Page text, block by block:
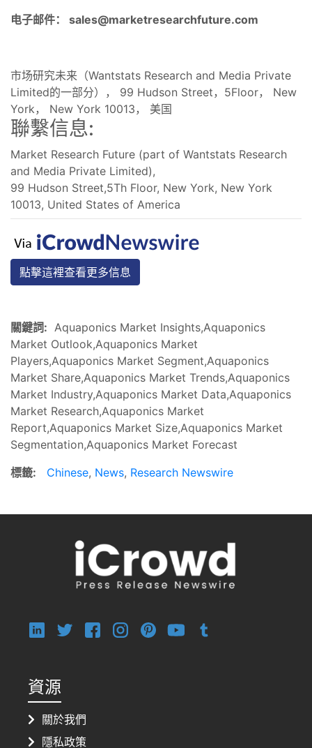
电子邮件： sales@marketresearchfuture.com
市场研究未来（Wantstats Research and Media Private
Limited的一部分）， 99 Hudson Street，5Floor， New
York， New York 10013， 美国
聯繫信息:
Market Research Future (part of Wantstats Research
and Media Private Limited),
99 Hudson Street,5Th Floor, New York, New York
10013, United States of America
點擊這裡查看更多信息
關鍵詞: Aquaponics Market Insights,Aquaponics
Market Outlook,Aquaponics Market
Players,Aquaponics Market Segment,Aquaponics
Market Share,Aquaponics Market Trends,Aquaponics
Market Industry,Aquaponics Market Data,Aquaponics
Market Research,Aquaponics Market
Report,Aquaponics Market Size,Aquaponics Market
Segmentation,Aquaponics Market Forecast
標籤:
Chinese, News, Research Newswire
資源
關於我們
隱私政策